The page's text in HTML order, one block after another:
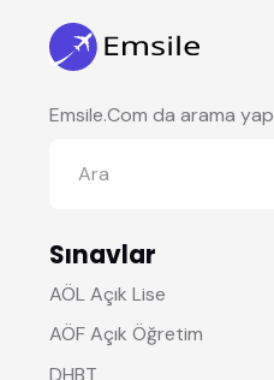
Emsile.Com da arama yap
Sınavlar
AÖL Açık Lise
AÖF Açık Öğretim
DHBT